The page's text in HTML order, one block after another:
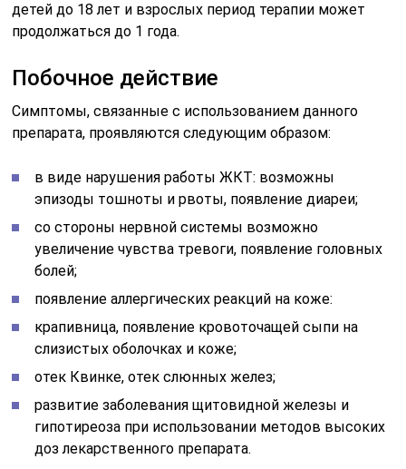
детей до 18 лет и взрослых период терапии может
продолжаться до 1 года.
Побочное действие
Симптомы, связанные с использованием данного
препарата, проявляются следующим образом:
в виде нарушения работы ЖКТ: возможны
эпизоды тошноты и рвоты, появление диареи;
со стороны нервной системы возможно
увеличение чувства тревоги, появление головных
болей;
появление аллергических реакций на коже:
крапивница, появление кровоточащей сыпи на
слизистых оболочках и коже;
отек Квинке, отек слюнных желез;
развитие заболевания щитовидной железы и
гипотиреоза при использовании методов высоких
доз лекарственного препарата.